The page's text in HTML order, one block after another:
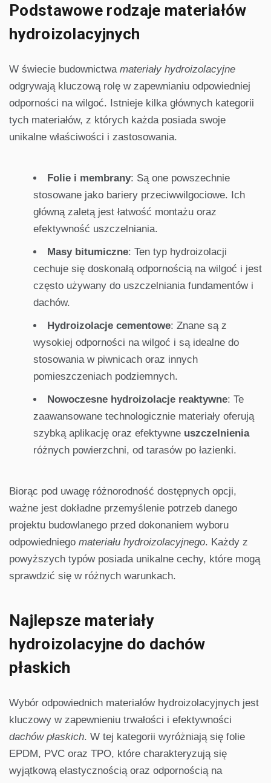
Podstawowe rodzaje materiałów
hydroizolacyjnych
W świecie budownictwa materiały hydroizolacyjne
odgrywają kluczową rolę w zapewnianiu odpowiedniej
odporności na wilgoć. Istnieje kilka głównych kategorii
tych materiałów, z których każda posiada swoje
unikalne właściwości i zastosowania.
Folie i membrany: Są one powszechnie
stosowane jako bariery przeciwwilgociowe. Ich
główną zaletą jest łatwość montażu oraz
efektywność uszczelniania.
Masy bitumiczne: Ten typ hydroizolacji
cechuje się doskonałą odpornością na wilgoć i jest
często używany do uszczelniania fundamentów i
dachów.
Hydroizolacje cementowe: Znane są z
wysokiej odporności na wilgoć i są idealne do
stosowania w piwnicach oraz innych
pomieszczeniach podziemnych.
Nowoczesne hydroizolacje reaktywne: Te
zaawansowane technologicznie materiały oferują
szybką aplikację oraz efektywne uszczelnienia
różnych powierzchni, od tarasów po łazienki.
Biorąc pod uwagę różnorodność dostępnych opcji,
ważne jest dokładne przemyślenie potrzeb danego
projektu budowlanego przed dokonaniem wyboru
odpowiedniego materiału hydroizolacyjnego. Każdy z
powyższych typów posiada unikalne cechy, które mogą
sprawdzić się w różnych warunkach.
Najlepsze materiały
hydroizolacyjne do dachów
płaskich
Wybór odpowiednich materiałów hydroizolacyjnych jest
kluczowy w zapewnieniu trwałości i efektywności
dachów płaskich. W tej kategorii wyróżniają się folie
EPDM, PVC oraz TPO, które charakteryzują się
wyjątkową elastycznością oraz odpornością na